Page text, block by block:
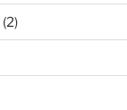
(2)